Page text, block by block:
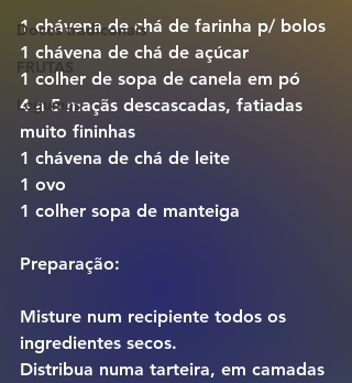
Doces tradiconais
FRUTAS
Legumes
1 chávena de chá de farinha p/ bolos
1 chávena de chá de açúcar
1 colher de sopa de canela em pó
4 a 5 maçãs descascadas, fatiadas
muito fininhas
1 chávena de chá de leite
1 ovo
1 colher sopa de manteiga
Preparação:
Misture num recipiente todos os
ingredientes secos.
Distribua numa tarteira, em camadas